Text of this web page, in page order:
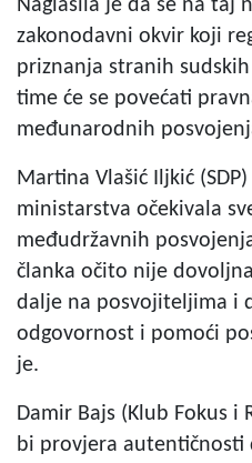
Naglasila je da se na taj
zakonodavni okvir koji
priznanja stranih
time će se povećati
međunarodnih
Martina Vlašić Iljkić
ministarstva očekivala
međudržavnih
članka očito nije
dalje na posvojiteljima i
odgovornost i pomoći
je.
Damir Bajs (Klub Fokus i
bi provjera autentičnosti